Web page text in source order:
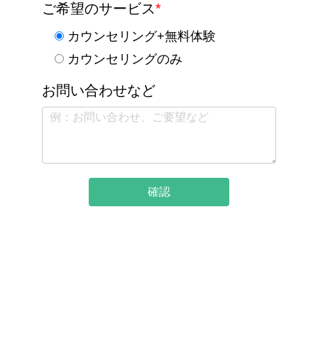
ご希望のサービス*
カウンセリング+無料体験
カウンセリングのみ
お問い合わせなど
確認